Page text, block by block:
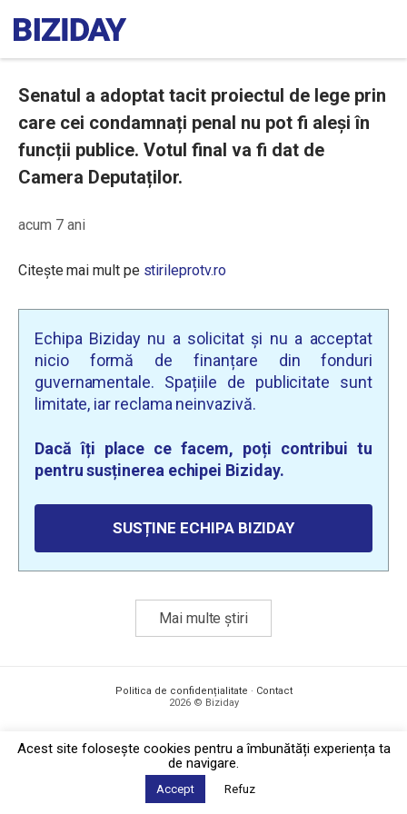
Senatul a adoptat tacit proiectul de lege prin
care cei condamnați penal nu pot fi aleși în
funcții publice. Votul final va fi dat de
Camera Deputaților.
acum 7 ani
Citește mai mult pe stirileprotv.ro
Echipa Biziday nu a solicitat și nu a acceptat
nicio formă de finanțare din fonduri
guvernamentale. Spațiile de publicitate sunt
limitate, iar reclama neinvazivă.
Dacă îți place ce facem, poți contribui tu
pentru susținerea echipei Biziday.
SUSȚINE ECHIPA BIZIDAY
Mai multe știri
Politica de confidențialitate · Contact
2026 © Biziday
Acest site foloseşte cookies pentru a îmbunătăți experiența ta
de navigare.
Accept Refuz